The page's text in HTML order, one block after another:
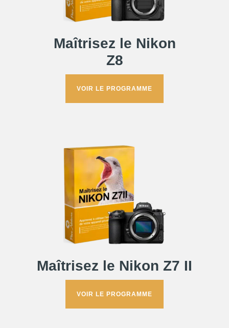
Maîtrisez le Nikon
Z8
VOIR LE PROGRAMME
Maîtrisez le Nikon Z7 II
VOIR LE PROGRAMME